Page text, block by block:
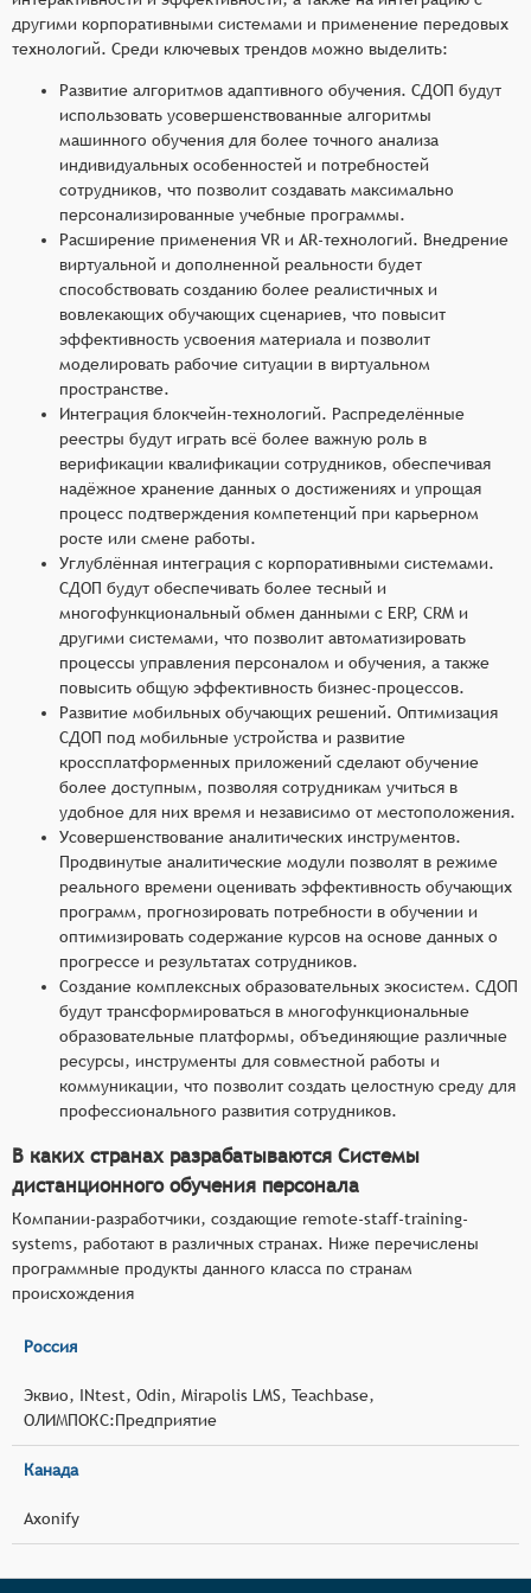
другими корпоративными системами и применение передовых
технологий. Среди ключевых трендов можно выделить:
Развитие алгоритмов адаптивного обучения. СДОП будут
использовать усовершенствованные алгоритмы
машинного обучения для более точного анализа
индивидуальных особенностей и потребностей
сотрудников, что позволит создавать максимально
персонализированные учебные программы.
Расширение применения VR и AR-технологий. Внедрение
виртуальной и дополненной реальности будет
способствовать созданию более реалистичных и
вовлекающих обучающих сценариев, что повысит
эффективность усвоения материала и позволит
моделировать рабочие ситуации в виртуальном
пространстве.
Интеграция блокчейн-технологий. Распределённые
реестры будут играть всё более важную роль в
верификации квалификации сотрудников, обеспечивая
надёжное хранение данных о достижениях и упрощая
процесс подтверждения компетенций при карьерном
росте или смене работы.
Углублённая интеграция с корпоративными системами.
СДОП будут обеспечивать более тесный и
многофункциональный обмен данными с ERP, CRM и
другими системами, что позволит автоматизировать
процессы управления персоналом и обучения, а также
повысить общую эффективность бизнес-процессов.
Развитие мобильных обучающих решений. Оптимизация
СДОП под мобильные устройства и развитие
кроссплатформенных приложений сделают обучение
более доступным, позволяя сотрудникам учиться в
удобное для них время и независимо от местоположения.
Усовершенствование аналитических инструментов.
Продвинутые аналитические модули позволят в режиме
реального времени оценивать эффективность обучающих
программ, прогнозировать потребности в обучении и
оптимизировать содержание курсов на основе данных о
прогрессе и результатах сотрудников.
Создание комплексных образовательных экосистем. СДОП
будут трансформироваться в многофункциональные
образовательные платформы, объединяющие различные
ресурсы, инструменты для совместной работы и
коммуникации, что позволит создать целостную среду для
профессионального развития сотрудников.
В каких странах разрабатываются Системы
дистанционного обучения персонала
Компании-разработчики, создающие remote-staff-training-
systems, работают в различных странах. Ниже перечислены
программные продукты данного класса по странам
происхождения
Россия
Эквио, INtest, Odin, Mirapolis LMS, Teachbase,
ОЛИМПОКС:Предприятие
Канада
Axonify